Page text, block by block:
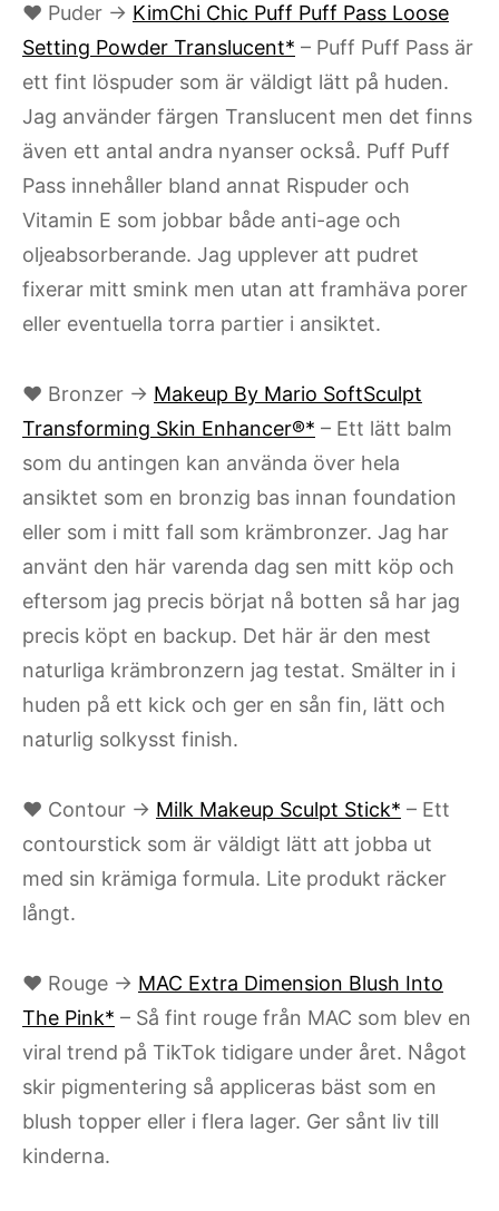
♥ Puder → KimChi Chic Puff Puff Pass Loose
Setting Powder Translucent* – Puff Puff Pass är
ett fint löspuder som är väldigt lätt på huden.
Jag använder färgen Translucent men det finns
även ett antal andra nyanser också. Puff Puff
Pass innehåller bland annat Rispuder och
Vitamin E som jobbar både anti-age och
oljeabsorberande. Jag upplever att pudret
fixerar mitt smink men utan att framhäva porer
eller eventuella torra partier i ansiktet.
♥ Bronzer → Makeup By Mario SoftSculpt
Transforming Skin Enhancer®* – Ett lätt balm
som du antingen kan använda över hela
ansiktet som en bronzig bas innan foundation
eller som i mitt fall som krämbronzer. Jag har
använt den här varenda dag sen mitt köp och
eftersom jag precis börjat nå botten så har jag
precis köpt en backup. Det här är den mest
naturliga krämbronzern jag testat. Smälter in i
huden på ett kick och ger en sån fin, lätt och
naturlig solkysst finish.
♥ Contour → Milk Makeup Sculpt Stick* – Ett
contourstick som är väldigt lätt att jobba ut
med sin krämiga formula. Lite produkt räcker
långt.
♥ Rouge → MAC Extra Dimension Blush Into
The Pink* – Så fint rouge från MAC som blev en
viral trend på TikTok tidigare under året. Något
skir pigmentering så appliceras bäst som en
blush topper eller i flera lager. Ger sånt liv till
kinderna.